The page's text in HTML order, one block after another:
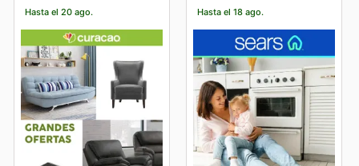
Hasta el 20 ago. Hasta el 18 ago.